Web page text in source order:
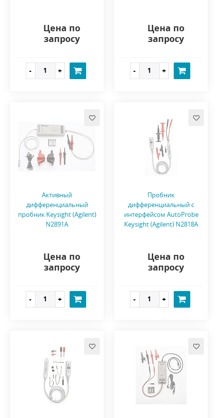
Цена по
запросу
Цена по
запросу
Активный
дифференциальный
пробник Keysight (Agilent)
N2891A
Цена по
запросу
Пробник
дифференциальный с
интерфейсом AutoProbe
Keysight (Agilent) N2818A
Цена по
запросу